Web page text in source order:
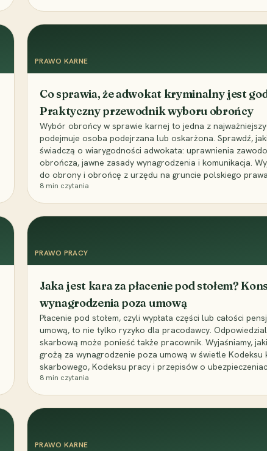
PRAWO KARNE
Co sprawia, że adwokat kryminalny jest
Praktyczny przewodnik wyboru obrońcy
Wybór obrońcy w sprawie karnej to jedna z
podejmuje osoba podejrzana lub oskarżona. Sprawdź,
świadczą o wiarygodności adwokata: uprawnienia
obrończa, jawne zasady wynagrodzenia i komunikacja.
do obrony i obrońcę z urzędu na gruncie polskiego
8 min czytania
PRAWO PRACY
Jaka jest kara za płacenie pod stołem?
wynagrodzenia poza umową
Płacenie pod stołem, czyli wypłata części lub całości
umową, to nie tylko ryzyko dla pracodawcy.
skarbową może ponieść także pracownik. Wyjaśniamy,
grożą za wynagrodzenie poza umową w świetle Kodeksu
skarbowego, Kodeksu pracy i przepisów o
8 min czytania
PRAWO KARNE